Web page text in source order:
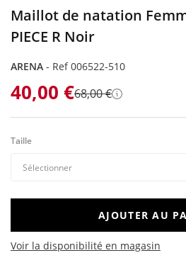
Maillot de natation
PIECE R Noir
ARENA - Ref 006522-510
40,00 €68,00 € Détails
Taille
AJOUTER AU
Voir la disponibilité en magasin